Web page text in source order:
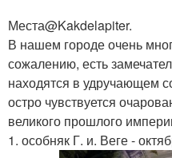
Места@Kakdelapiter.
В нашем городе очень
сожалению, есть
находятся в удручающем
остро чувствуется
великого прошлого
1. особняк Г. и. Веге -